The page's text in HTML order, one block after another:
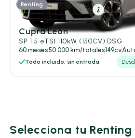
Renting
Híbrido (Gasolina) Resumen
Cupra León
SP 1.5 eTSI 110kW (150CV) DSG
60 meses50.000 km/totales149cv
Todo incluido, sin entrada
Selecciona tu